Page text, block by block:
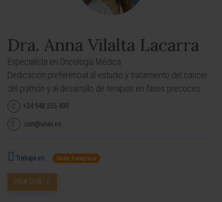
Dra. Anna Vilalta Lacarra
Especialista en Oncología Médica.
Dedicación preferencial al estudio y tratamiento del cáncer
del pulmón y al desarrollo de terapias en fases precoces.
+34 948 255 400
cun@unav.es
Trabaja en: Sede Pamplona
PIDA CITA